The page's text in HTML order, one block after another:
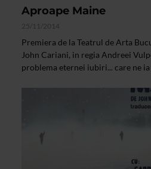
Aproape Maine
25/11/2014
Premiera de la Teatrul de Arta
John Cariani, in regia Andreei
problema eternei iubiri... care ne ia